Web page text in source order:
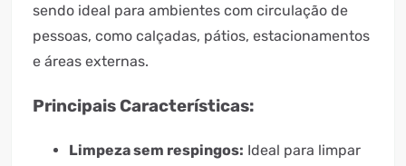
sendo ideal para ambientes com circulação de
pessoas, como calçadas, pátios, estacionamentos
e áreas externas.
Principais Características:
Limpeza sem respingos: Ideal para limpar